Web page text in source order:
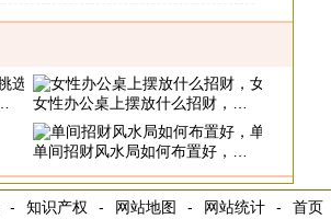
女性办公桌上摆放什么招财，女性办公室怎么布置招财
单间招财风水局如何布置好，单间如何催旺财运
- 知识产权 - 网站地图 - 网站统计 - 首页